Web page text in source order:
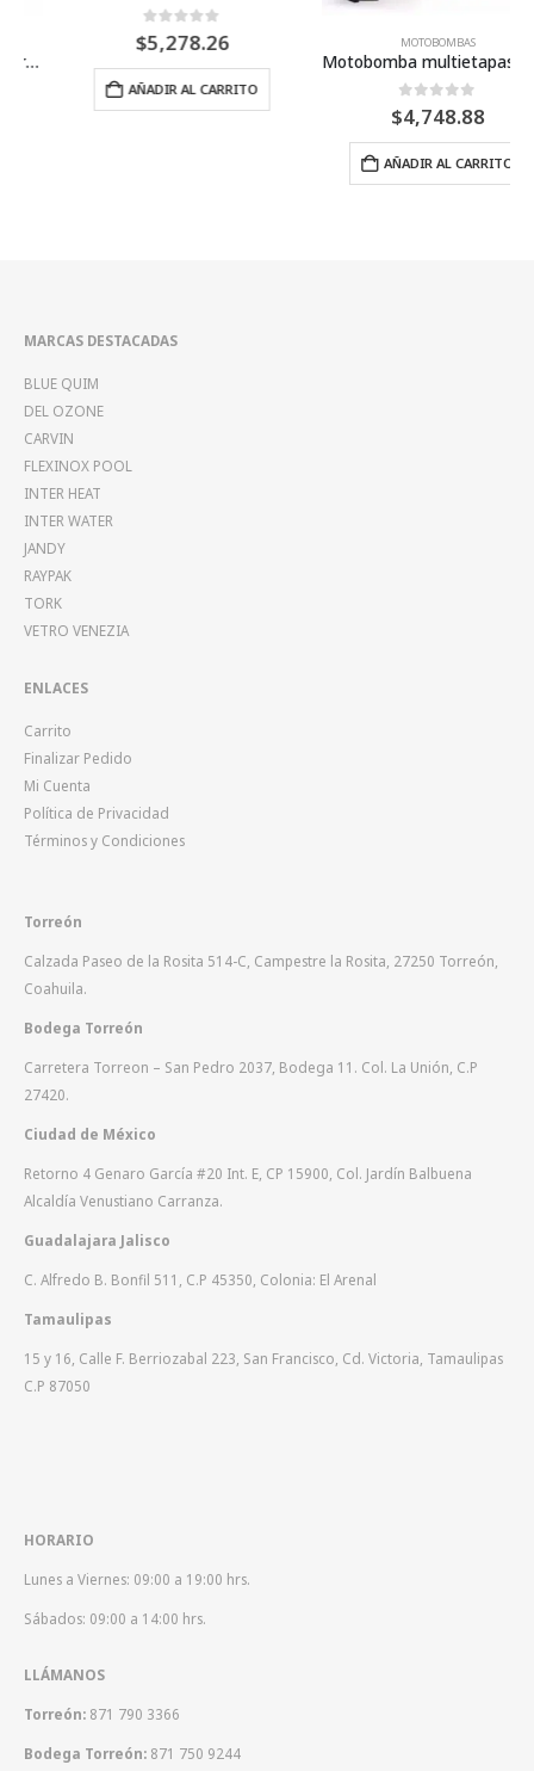
Fuera de 5
5,278.26
AÑADIR AL CARRITO
MOTOBOMBAS
Motobomba multietapas horizontal ESPA serie PRISMA, 15 gpm, 3 etapas, 3/4 HP, 1 fase, 115 volts
Fuera de 5
4,748.88
AÑADIR AL CARRITO
MARCAS DESTACADAS
BLUE QUIM
DEL OZONE
CARVIN
FLEXINOX POOL
INTER HEAT
INTER WATER
JANDY
RAYPAK
TORK
VETRO VENEZIA
ENLACES
Carrito
Finalizar Pedido
Mi Cuenta
Política de Privacidad
Términos y Condiciones
Torreón
Calzada Paseo de la Rosita 514-C, Campestre la Rosita, 27250 Torreón,
Coahuila.
Bodega Torreón
Carretera Torreon – San Pedro 2037, Bodega 11. Col. La Unión, C.P
27420.
Ciudad de México
Retorno 4 Genaro García #20 Int. E, CP 15900, Col. Jardín Balbuena
Alcaldía Venustiano Carranza.
Guadalajara Jalisco
C. Alfredo B. Bonfil 511, C.P 45350, Colonia: El Arenal
Tamaulipas
15 y 16, Calle F. Berriozabal 223, San Francisco, Cd. Victoria, Tamaulipas
C.P 87050
HORARIO
Lunes a Viernes: 09:00 a 19:00 hrs.
Sábados: 09:00 a 14:00 hrs.
LLÁMANOS
Torreón: 871 790 3366
Bodega Torreón: 871 750 9244